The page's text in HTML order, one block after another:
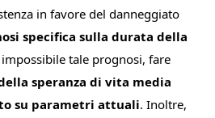
in favore del danneggiato
specifica sulla durata della
tale prognosi, fare
speranza di vita media
su parametri attuali. Inoltre,